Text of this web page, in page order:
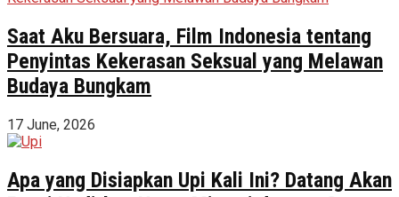
Saat Aku Bersuara, Film Indonesia tentang
Penyintas Kekerasan Seksual yang Melawan
Budaya Bungkam
17 June, 2026
Apa yang Disiapkan Upi Kali Ini? Datang Akan